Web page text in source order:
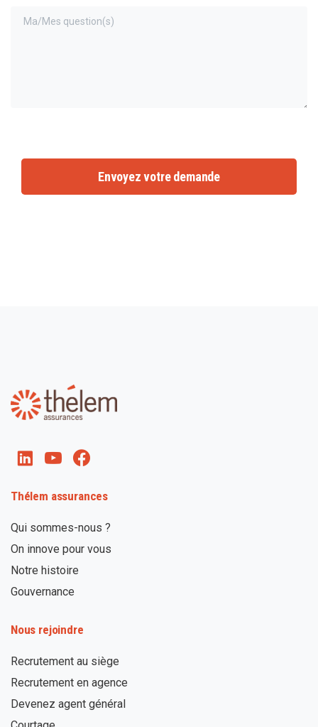
Thélem assurances
Qui sommes-nous ?
On innove pour vous
Notre histoire
Gouvernance
Nous rejoindre
Recrutement au siège
Recrutement en agence
Devenez agent général